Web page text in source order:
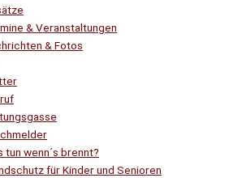
& Veranstaltungen
& Fotos
tun wenn´s brennt?
für Kinder und Senioren